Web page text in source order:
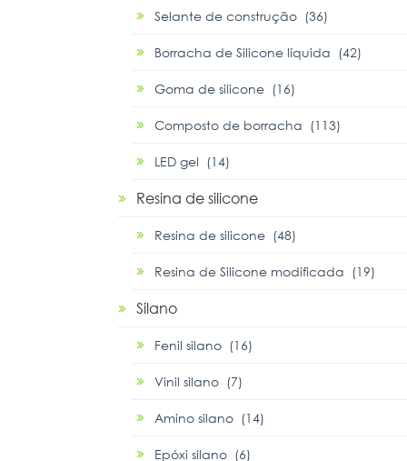
Selante de construção (36)
Borracha de Silicone líquida (42)
Goma de silicone (16)
Composto de borracha (113)
LED gel (14)
Resina de silicone
Resina de silicone (48)
Resina de Silicone modificada (19)
Silano
Fenil silano (16)
Vinil silano (7)
Amino silano (14)
Epóxi silano (6)